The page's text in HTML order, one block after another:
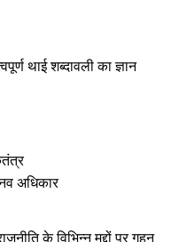
थाई शब्दावली का ज्ञान
अधिकार
के विभिन्न मुद्दों पर गहन